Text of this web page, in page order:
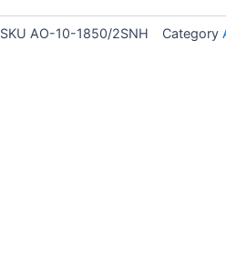
SKU AO-10-1850/2SNH Category